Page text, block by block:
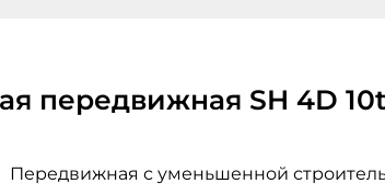
передвижная SH 4D 10t
Передвижная с уменьшенной